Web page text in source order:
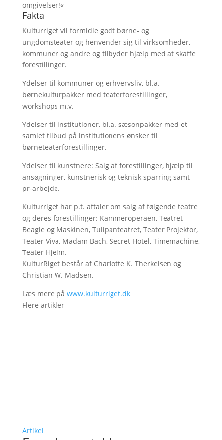
omgivelser!«
Fakta
Kulturriget vil formidle godt børne- og
ungdomsteater og henvender sig til virksomheder,
kommuner og andre og tilbyder hjælp med at skaffe
forestillinger.
Ydelser til kommuner og erhvervsliv, bl.a.
børnekulturpakker med teaterforestillinger,
workshops m.v.
Ydelser til institutioner, bl.a. sæsonpakker med et
samlet tilbud på institutionens ønsker til
børneteaterforestillinger.
Ydelser til kunstnere: Salg af forestillinger, hjælp til
ansøgninger, kunstnerisk og teknisk sparring samt
pr-arbejde.
Kulturriget har p.t. aftaler om salg af følgende teatre
og deres forestillinger: Kammeroperaen, Teatret
Beagle og Maskinen, Tulipanteatret, Teater Projektor,
Teater Viva, Madam Bach, Secret Hotel, Timemachine,
Teater Hjelm.
KulturRiget består af Charlotte K. Therkelsen og
Christian W. Madsen.
Læs mere på www.kulturriget.dk
Flere artikler
Artikel